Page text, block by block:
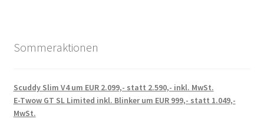
Sommeraktionen
Scuddy Slim V4 um EUR 2.099,- statt 2.590,- inkl. MwSt.
E-Twow GT SL Limited inkl. Blinker um EUR 999,- statt 1.049,-
MwSt.